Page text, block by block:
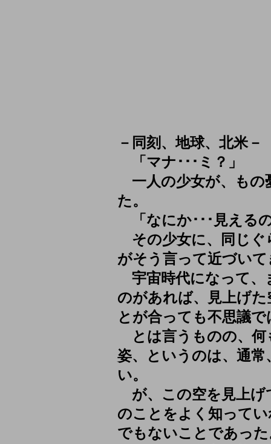
－同刻、地球、北米－
「マナ･･･ミ？」
一人の少女が、もの
た。
「なにか･･･見える
その少女に、同じぐ
がそう言って近づいて
宇宙時代になって、
のがあれば、見上げ
とが合っても不思議
とは言うものの、何
姿、というのは、通
い。
が、この空を見上げ
のことをよく知って
でもないことであっ